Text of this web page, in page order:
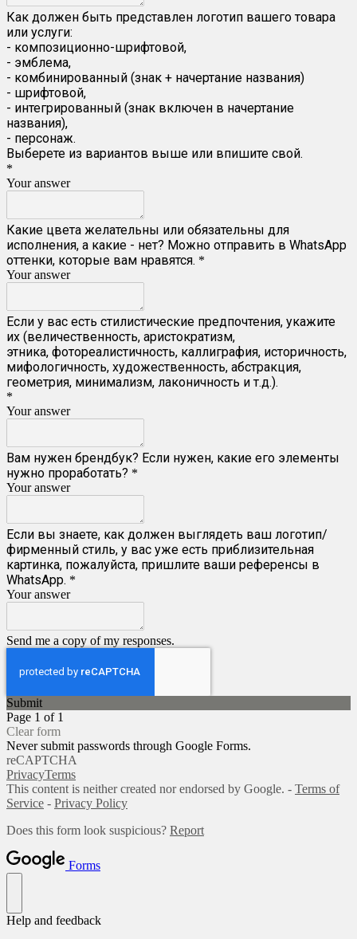
Как должен быть представлен логотип вашего товара
или услуги:
- композиционно-шрифтовой,
- эмблема,
- комбинированный (знак + начертание названия)
- шрифтовой,
- интегрированный (знак включен в начертание
названия),
- персонаж.
Выберете из вариантов выше или впишите свой.
*
Your answer
Какие цвета желательны или обязательны для
исполнения, а какие - нет? Можно отправить в WhatsApp
оттенки, которые вам нравятся. *
Your answer
Если у вас есть стилистические предпочтения, укажите
их (величественность, аристократизм,
этника, фотореалистичность, каллиграфия, историчность,
мифологичность, художественность, абстракция,
геометрия, минимализм, лаконичность и т.д.).
*
Your answer
Вам нужен брендбук? Если нужен, какие его элементы
нужно проработать? *
Your answer
Если вы знаете, как должен выглядеть ваш логотип/
фирменный стиль, у вас уже есть приблизительная
картинка, пожалуйста, пришлите ваши референсы в
WhatsApp. *
Your answer
Send me a copy of my responses.
Submit
Page 1 of 1
Clear form
Never submit passwords through Google Forms.
reCAPTCHA
PrivacyTerms
This content is neither created nor endorsed by Google. - Terms of
Service - Privacy Policy
Does this form look suspicious? Report
Forms
Help and feedback